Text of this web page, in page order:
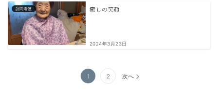
訪問看護 癒しの笑顔
2024年3月23日
1 2 次へ